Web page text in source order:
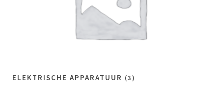
ELEKTRISCHE APPARATUUR (3)